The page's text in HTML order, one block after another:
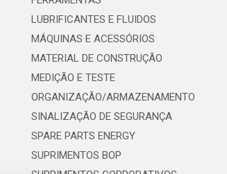
LUBRIFICANTES E FLUIDOS
MÁQUINAS E ACESSÓRIOS
MATERIAL DE CONSTRUÇÃO
MEDIÇÃO E TESTE
ORGANIZAÇÃO/ARMAZENAMENTO
SINALIZAÇÃO DE SEGURANÇA
SPARE PARTS ENERGY
SUPRIMENTOS BOP